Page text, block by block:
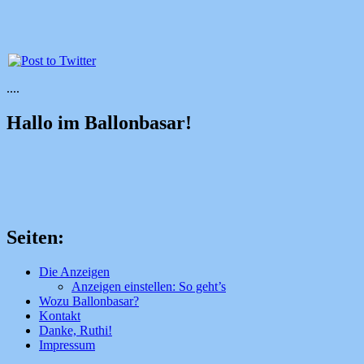
....
Hallo im Ballonbasar!
Seiten:
Die Anzeigen
Anzeigen einstellen: So geht’s
Wozu Ballonbasar?
Kontakt
Danke, Ruthi!
Impressum